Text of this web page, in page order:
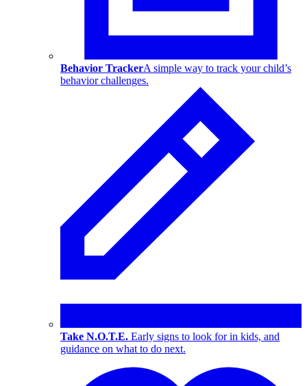
Behavior TrackerA simple way to track your child’s
behavior challenges.
Take N.O.T.E. Early signs to look for in kids, and
guidance on what to do next.